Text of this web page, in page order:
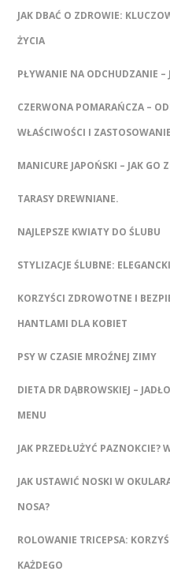
JAK DBAĆ O ZDROWIE:
ŻYCIA
PŁYWANIE NA ODCHUDZANIE –
CZERWONA POMARAŃCZA –
WŁAŚCIWOŚCI I ZASTOSOWANIE
MANICURE JAPOŃSKI – JAK GO
TARASY DREWNIANE.
NAJLEPSZE KWIATY DO ŚLUBU
STYLIZACJE ŚLUBNE:
KORZYŚCI ZDROWOTNE I
HANTLAMI DLA KOBIET
PSY W CZASIE MROŹNEJ ZIMY
DIETA DR DĄBROWSKIEJ –
MENU
JAK PRZEDŁUŻYĆ PAZNOKCIE?
JAK USTAWIĆ NOSKI W
NOSA?
ROLOWANIE TRICEPSA:
KAŻDEGO